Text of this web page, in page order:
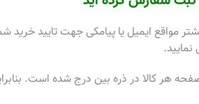
مواقع ایمیل یا پیامکی جهت تایید
هر کالا در ذره بین درج شده است.